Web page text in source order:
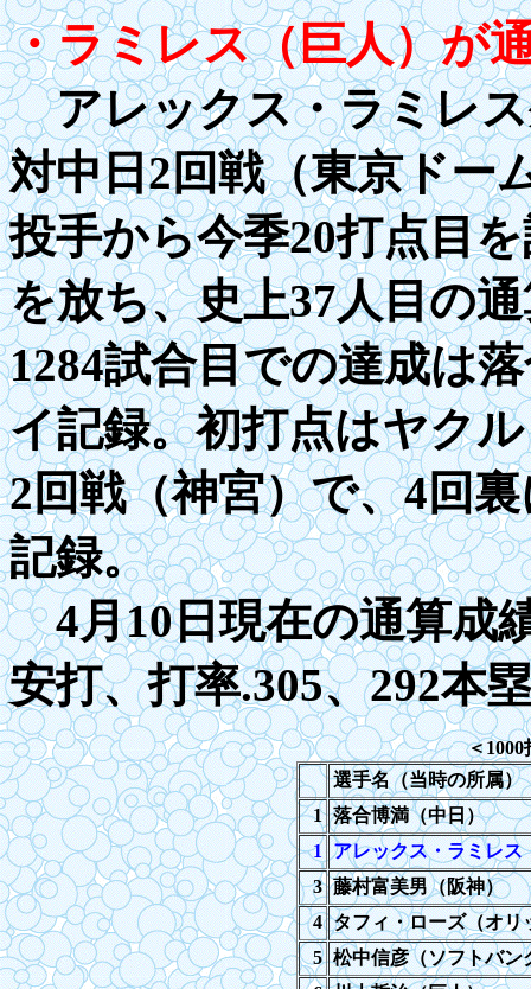
・ラミレス（巨人）が
アレックス・ラミレス
対中日2回戦（東京ドー
投手から今季20打点目
を放ち、史上37人目の
1284試合目での達成は
イ記録。初打点はヤク
2回戦（神宮）で、4回
記録。
4月10日現在の通算成
安打、打率.305、292本
＜ 1000
選手名（当時の所属）
1 落合博満（中日）
1 アレックス・ラミレス
3 藤村富美男（阪神）
4 タフィ・ローズ（オリ
5 松中信彦（ソフトバン